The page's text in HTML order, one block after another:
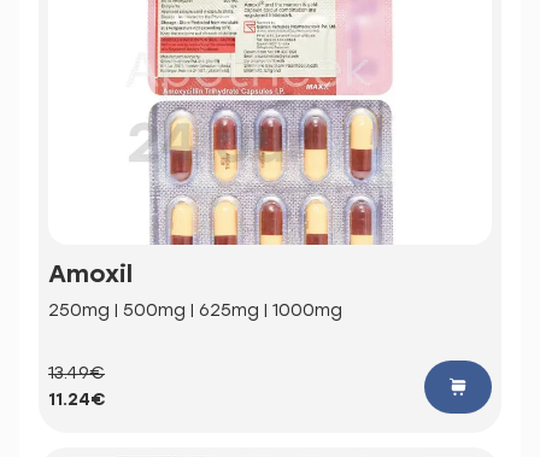
Amoxil
250mg | 500mg | 625mg | 1000mg
13.49€
11.24€